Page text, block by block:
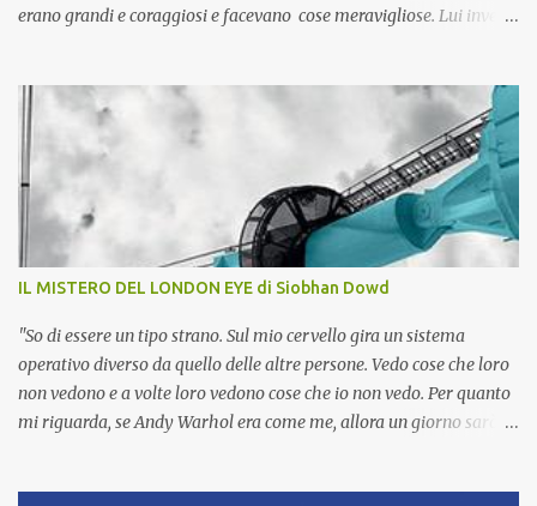
erano grandi e coraggiosi e facevano cose meravigliose. Lui invece
pezzettino, e un bel giorno decise di scoprirlo." Pezzettino si
confronta con gli altri intorno a lui e si sente piccolo , inadeguato e
incompiuto . La sua insicurezza lo porta a pensare di essersi
staccato da qualcuno, di esser parte di qualcosa di più grande;
decide quindi di scoprire la sua vera identità e parte alla ricerca di
se stesso . In effetti tutti quelli che incontra sono imponenti,
costituiti da un mosaico di colori e hanno nomi importanti:
Vive-Sulle-Montagne, Qu...
IL MISTERO DEL LONDON EYE di Siobhan Dowd
"So di essere un tipo strano. Sul mio cervello gira un sistema
operativo diverso da quello delle altre persone. Vedo cose che loro
non vedono e a volte loro vedono cose che io non vedo. Per quanto
mi riguarda, se Andy Warhol era come me, allora un giorno sarò